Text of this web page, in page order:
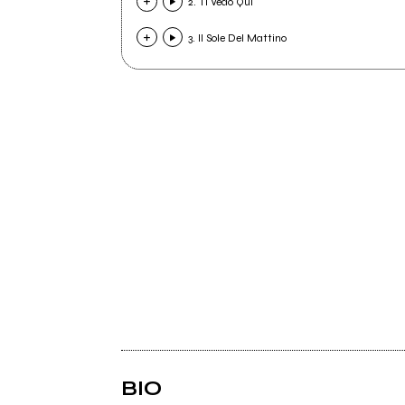
3. Il Sole Del Mattino
BIO